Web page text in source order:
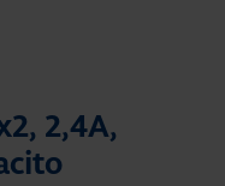
2,4A,